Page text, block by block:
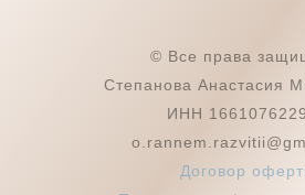
© Все права
Степанова Анастасия
ИНН
Договор